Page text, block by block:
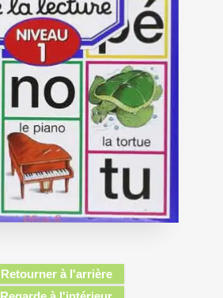
Retourner à l'arrière